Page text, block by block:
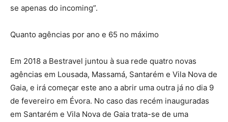
se apenas do incoming”.
Quanto agências por ano e 65 no máximo
Em 2018 a Bestravel juntou à sua rede quatro novas
agências em Lousada, Massamá, Santarém e Vila Nova de
Gaia, e irá começar este ano a abrir uma outra já no dia 9
de fevereiro em Évora. No caso das recém inauguradas
em Santarém e Vila Nova de Gaia trata-se de uma